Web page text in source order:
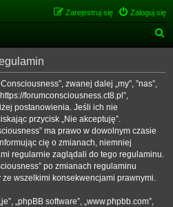
Zaloguj się
Zarejestruj się
z
zwanej dalej „my”, ”nas”,
forumconsciousness.ct8.pl”,
postanowienia. Jeśli ich nie
przycisk „Nie akceptuję”.
ma prawo w dowolnym czasie
cię o zmianach, niemniej
regularnie zaglądali do tego regulaminu.
po zmianach regulaminu
wszelkimi konsekwencjami prawnymi.
„phpBB software”, „www.phpbb.com”,